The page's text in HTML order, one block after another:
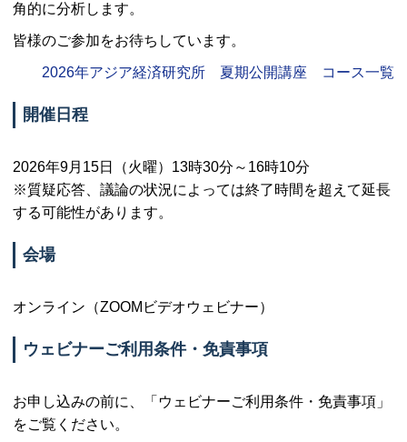
角的に分析します。
皆様のご参加をお待ちしています。
2026年アジア経済研究所 夏期公開講座 コース一覧
開催日程
2026年9月15日（火曜）13時30分～16時10分
※質疑応答、議論の状況によっては終了時間を超えて延長
する可能性があります。
会場
オンライン（ZOOM ビデオウェビナー）
ウェビナーご利用条件・免責事項
お申し込みの前に、「ウェビナーご利用条件・免責事項」
をご覧ください。